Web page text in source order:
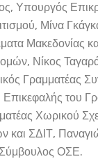
Υπουργός
Μίνα
Μακεδονίας
Νίκος
Γραμματέας
του
Χωρικού
και ΣΔΙΤ,
ΟΣΕ.